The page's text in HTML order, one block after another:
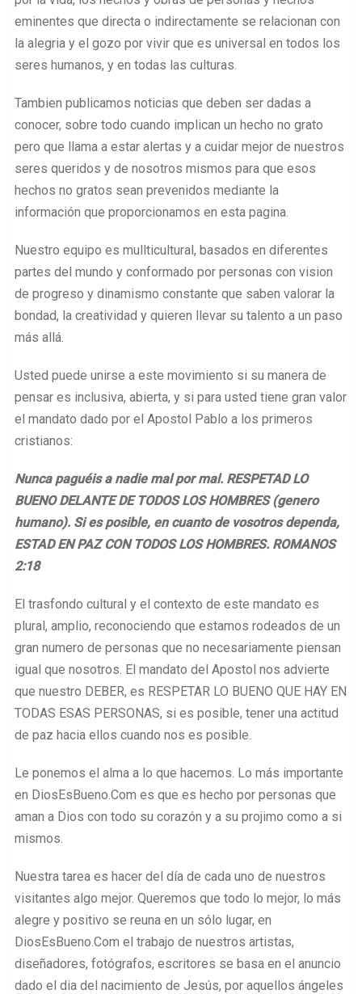
eminentes que directa o indirectamente se relacionan con
la alegria y el gozo por vivir que es universal en todos los
seres humanos, y en todas las culturas.
Tambien publicamos noticias que deben ser dadas a
conocer, sobre todo cuando implican un hecho no grato
pero que llama a estar alertas y a cuidar mejor de nuestros
seres queridos y de nosotros mismos para que esos
hechos no gratos sean prevenidos mediante la
información que proporcionamos en esta pagina.
Nuestro equipo es mullticultural, basados en diferentes
partes del mundo y conformado por personas con vision
de progreso y dinamismo constante que saben valorar la
bondad, la creatividad y quieren llevar su talento a un paso
más allá.
Usted puede unirse a este movimiento si su manera de
pensar es inclusiva, abierta, y si para usted tiene gran valor
el mandato dado por el Apostol Pablo a los primeros
cristianos:
Nunca paguéis a nadie mal por mal. RESPETAD LO
BUENO DELANTE DE TODOS LOS HOMBRES (genero
humano). Si es posible, en cuanto de vosotros dependa,
ESTAD EN PAZ CON TODOS LOS HOMBRES. ROMANOS
2:18
El trasfondo cultural y el contexto de este mandato es
plural, amplio, reconociendo que estamos rodeados de un
gran numero de personas que no necesariamente piensan
igual que nosotros. El mandato del Apostol nos advierte
que nuestro DEBER, es RESPETAR LO BUENO QUE HAY EN
TODAS ESAS PERSONAS, si es posible, tener una actitud
de paz hacia ellos cuando nos es posible.
Le ponemos el alma a lo que hacemos. Lo más importante
en DiosEsBueno.Com es que es hecho por personas que
aman a Dios con todo su corazón y a su projimo como a si
mismos.
Nuestra tarea es hacer del día de cada uno de nuestros
visitantes algo mejor. Queremos que todo lo mejor, lo más
alegre y positivo se reuna en un sólo lugar, en
DiosEsBueno.Com el trabajo de nuestros artistas,
diseñadores, fotógrafos, escritores se basa en el anuncio
dado el dia del nacimiento de Jesús, por aquellos ángeles